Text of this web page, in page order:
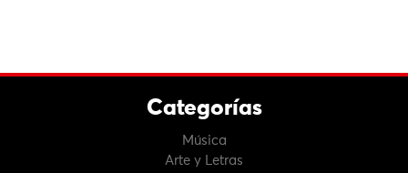
Categorías
Música
Arte y Letras